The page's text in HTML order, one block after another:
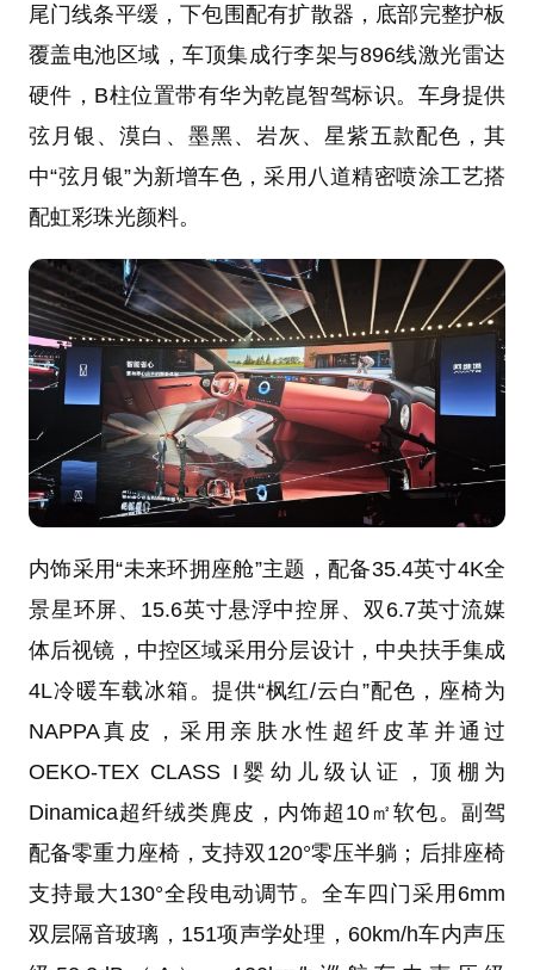
尾门线条平缓，下包围配有扩散器，底部完整护板
覆盖电池区域，车顶集成行李架与896线激光雷达
硬件，B柱位置带有华为乾崑智驾标识。车身提供
弦月银、漠白、墨黑、岩灰、星紫五款配色，其
中“弦月银”为新增车色，采用八道精密喷涂工艺搭
配虹彩珠光颜料。
内饰采用“未来环拥座舱”主题，配备35.4英寸4K全
景星环屏、15.6英寸悬浮中控屏、双6.7英寸流媒
体后视镜，中控区域采用分层设计，中央扶手集成
4L冷暖车载冰箱。提供“枫红/云白”配色，座椅为
NAPPA真皮，采用亲肤水性超纤皮革并通过
OEKO-TEX CLASS I婴幼儿级认证，顶棚为
Dinamica超纤绒类麂皮，内饰超10㎡软包。副驾
配备零重力座椅，支持双120°零压半躺；后排座椅
支持最大130°全段电动调节。全车四门采用6mm
双层隔音玻璃，151项声学处理，60km/h车内声压